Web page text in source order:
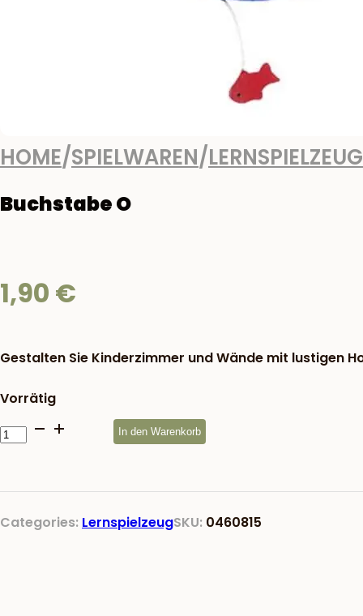
HOME/SPIELWAREN/LERNSPIELZEUG
Buchstabe O
1,90 €
Gestalten Sie Kinderzimmer und Wände mit lustigen
Vorrätig
Buchstabe
O
In den Warenkorb
Categories: LernspielzeugSKU: 0460815